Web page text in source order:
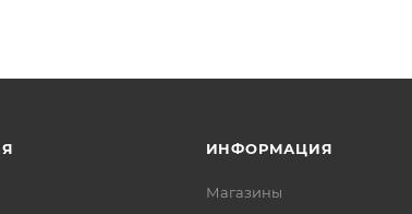
ИНФОРМАЦИЯ
Магазины